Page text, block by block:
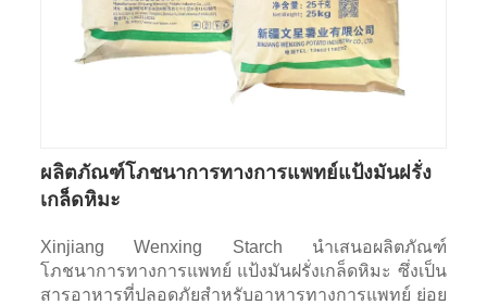
ผลิตภัณฑ์โภชนาการทางการแพทย์แป้งมันฝรั่ง
เกล็ดหิมะ
Xinjiang Wenxing Starch นำเสนอผลิตภัณฑ์
โภชนาการทางการแพทย์ แป้งมันฝรั่งเกล็ดหิมะ ซึ่งเป็น
สารอาหารที่ปลอดภัยสำหรับอาหารทางการแพทย์ ย่อย